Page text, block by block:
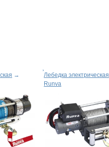
→
Лебедка электрическая
Runva